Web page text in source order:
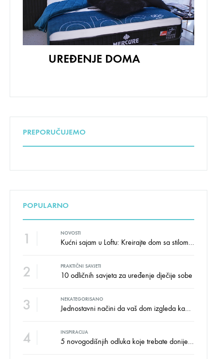
UREĐENJE DOMA
PREPORUČUJEMO
POPULARNO
1 NOVOSTI
2 PRAKTIČNI SAVJETI
10 odličnih savjeta za uređenje dječije sobe
3 NEKATEGORISANO
4 INSPIRACIJA